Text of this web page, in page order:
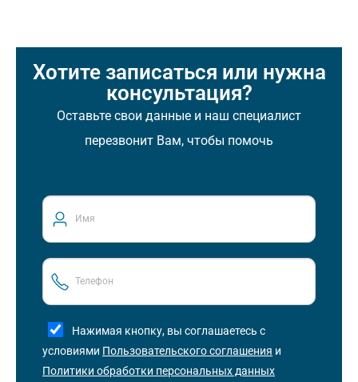
Хотите записаться или нужна
консультация?
Оставьте свои данные и наш специалист
перезвонит Вам, чтобы помочь
Нажимая кнопку, вы соглашаетесь с
условиями Пользовательского соглашения и
Политики обработки персональных данных